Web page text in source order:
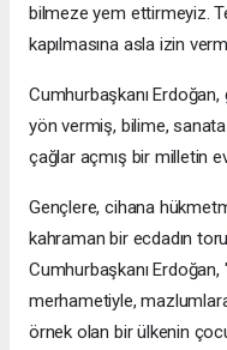
bilmeze yem ettirmeyiz.
kapılmasına asla izin
Cumhurbaşkanı
yön vermiş, bilime,
çağlar açmış bir milletin
Gençlere, cihana
kahraman bir ecdadın
Cumhurbaşkanı Erdoğan,
merhametiyle,
örnek olan bir ülkenin